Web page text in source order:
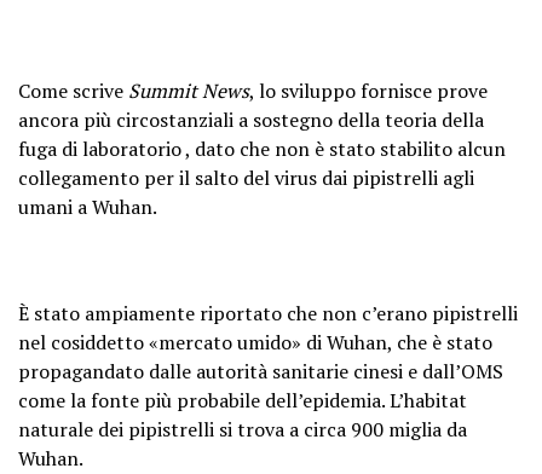
Come scrive Summit News, lo sviluppo fornisce prove
ancora più circostanziali a sostegno della teoria della
fuga di laboratorio , dato che non è stato stabilito alcun
collegamento per il salto del virus dai pipistrelli agli
umani a Wuhan.
È stato ampiamente riportato che non c’erano pipistrelli
nel cosiddetto «mercato umido» di Wuhan, che è stato
propagandato dalle autorità sanitarie cinesi e dall’OMS
come la fonte più probabile dell’epidemia. L’habitat
naturale dei pipistrelli si trova a circa 900 miglia da
Wuhan.